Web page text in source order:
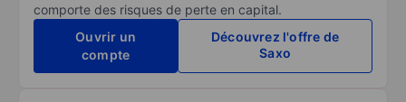
comporte des risques de perte en capital.
Ouvrir un
compte
Découvrez l'offre de
Saxo